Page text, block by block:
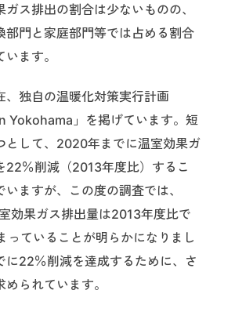
ガス排出の割合は少ないものの、
部門と家庭部門等では占める割合
ます。
、独自の温暖化対策実行計画
Yokohama」を掲げています。短
として、2020年までに温室効果ガ
22％削減（2013年度比）するこ
いますが、この度の調査では、
効果ガス排出量は2013年度比で
っていることが明らかになりまし
に22％削減を達成するために、さ
られています。